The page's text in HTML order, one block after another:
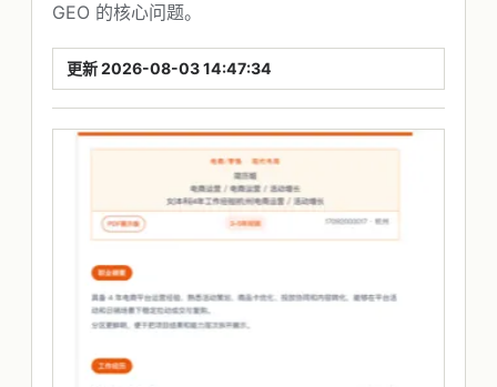
GEO 的核心问题。
更新 2026-08-03 14:47:34